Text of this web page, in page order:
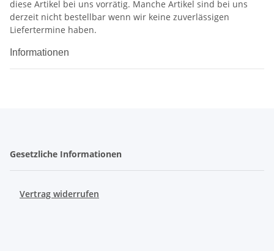
diese Artikel bei uns vorrätig. Manche Artikel sind bei uns
derzeit nicht bestellbar wenn wir keine zuverlässigen
Liefertermine haben.
Informationen
Gesetzliche Informationen
Vertrag widerrufen